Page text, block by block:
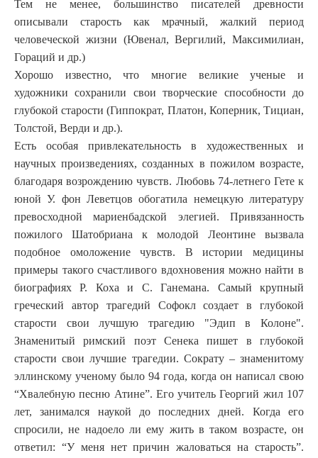
Тем не менее, большинство писателей древности
описывали старость как мрачный, жалкий период
человеческой жизни (Ювенал, Вергилий, Максимилиан,
Гораций и др.)
Хорошо известно, что многие великие ученые и
художники сохранили свои творческие способности до
глубокой старости (Гиппократ, Платон, Коперник, Тициан,
Толстой, Верди и др.).
Есть особая привлекательность в художественных и
научных произведениях, созданных в пожилом возрасте,
благодаря возрождению чувств. Любовь 74-летнего Гете к
юной У. фон Леветцов обогатила немецкую литературу
превосходной мариенбадской элегией. Привязанность
пожилого Шатобриана к молодой Леонтине вызвала
подобное омоложение чувств. В истории медицины
примеры такого счастливого вдохновения можно найти в
биографиях Р. Коха и С. Ганемана. Самый крупный
греческий автор трагедий Софокл создает в глубокой
старости свои лучшую трагедию "Эдип в Колоне".
Знаменитый римский поэт Сенека пишет в глубокой
старости свои лучшие трагедии. Сократу – знаменитому
эллинскому ученому было 94 года, когда он написал свою
“Хвалебную песню Атине”. Его учитель Георгий жил 107
лет, занимался наукой до последних дней. Когда его
спросили, не надоело ли ему жить в таком возрасте, он
ответил: “У меня нет причин жаловаться на старость”.